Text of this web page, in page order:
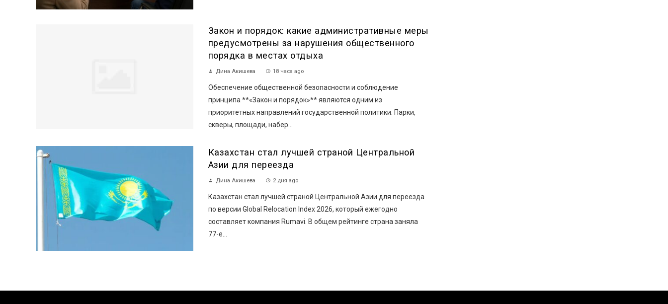
Закон и порядок: какие административные меры
предусмотрены за нарушения общественного
порядка в местах отдыха
Дина Акишева 18 часа ago
Обеспечение общественной безопасности и соблюдение
принципа **«Закон и порядок»** являются одним из
приоритетных направлений государственной политики. Парки,
скверы, площади, набер...
Казахстан стал лучшей страной Центральной
Азии для переезда
Дина Акишева 2 дня ago
Казахстан стал лучшей страной Центральной Азии для переезда
по версии Global Relocation Index 2026, который ежегодно
составляет компания Rumavi. В общем рейтинге страна заняла
77-е...